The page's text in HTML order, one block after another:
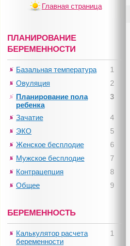
Главная страница
ПЛАНИРОВАНИЕ
БЕРЕМЕННОСТИ
1
Базальная температура
2
Овуляция
3
Планирование пола
ребенка
4
Зачатие
5
ЭКО
6
Женское бесплодие
7
Мужское бесплодие
8
Контрацепция
9
Общее
БЕРЕМЕННОСТЬ
1
Калькулятор расчета
беременности